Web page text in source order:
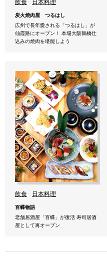
飲食 日本料理
炭火焼肉屋 つるはし
広州で長年愛される「つるはし」が
仙霞路にオープン！ 本場大阪鶴橋仕
込みの焼肉を堪能しよう
飲食 日本料理
百蝶物語
老舗居酒屋「百蝶」が復活 寿司居酒
屋として再オープン